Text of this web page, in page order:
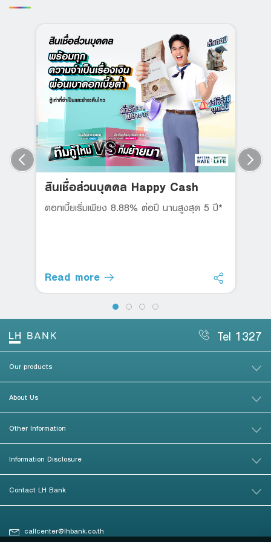
สินเชื่อส่วนบุคคล Happy Cash
ดอกเบี้ยเริ่มเพียง 8.88% ต่อปี นานสูงสุด 5 ปี*
Read more
Tel 1327
Our products
About Us
Other Information
Information Disclosure
Contact LH Bank
callcenter@lhbank.co.th